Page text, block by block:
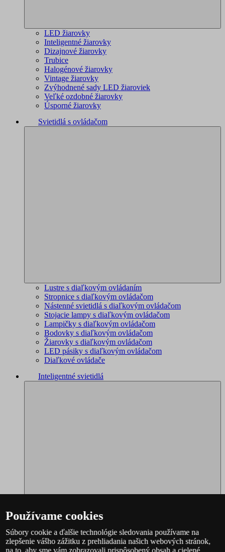
LED žiarovky
Inteligentné žiarovky
Dizajnové žiarovky
Trubice
Halogénové žiarovky
Vintage žiarovky
Zvýhodnené sady LED žiaroviek
Veľké ozdobné žiarovky
Úsporné žiarovky
Svietidlá s ovládačom
Lustre s diaľkovým ovládaním
Stropnice s diaľkovým ovládačom
Nástenné svietidlá s diaľkovým ovládačom
Stojacie lampy s diaľkovým ovládačom
Lampičky s diaľkovým ovládačom
Bodovky s diaľkovým ovládačom
Žiarovky s diaľkovým ovládačom
LED pásiky s diaľkovým ovládačom
Diaľkové ovládače
Inteligentné svietidlá
Philips Hue – kompletný sortiment
Používame cookies
Súbory cookie a ďalšie technológie sledovania používame na
zlepšenie vášho zážitku z prehliadania našich webových stránok,
na to, aby sme vám zobrazovali prispôsobený obsah a cielené